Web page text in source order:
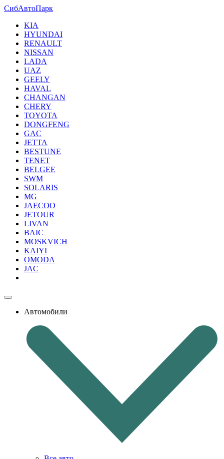
СибАвтоПарк
KIA
HYUNDAI
RENAULT
NISSAN
LADA
UAZ
GEELY
HAVAL
CHANGAN
CHERY
TOYOTA
DONGFENG
GAC
JETTA
BESTUNE
TENET
BELGEE
SWM
SOLARIS
MG
JAECOO
JETOUR
LIVAN
BAIC
MOSKVICH
KAIYI
OMODA
JAC
Автомобили